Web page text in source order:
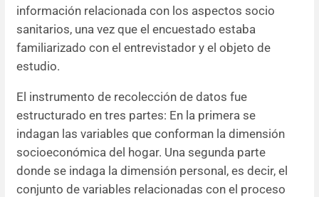
información relacionada con los aspectos socio
sanitarios, una vez que el encuestado estaba
familiarizado con el entrevistador y el objeto de
estudio.
El instrumento de recolección de datos fue
estructurado en tres partes: En la primera se
indagan las variables que conforman la dimensión
socioeconómica del hogar. Una segunda parte
donde se indaga la dimensión personal, es decir, el
conjunto de variables relacionadas con el proceso